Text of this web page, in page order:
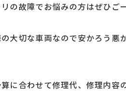
の故障でお悩みの方はぜひご
大切な車両なので安かろう悪
に合わせて修理代、修理内容